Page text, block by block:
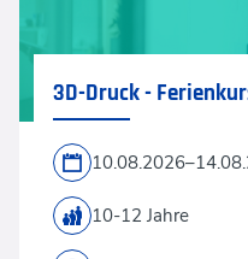
3D-Druck -
10-12 Jahre